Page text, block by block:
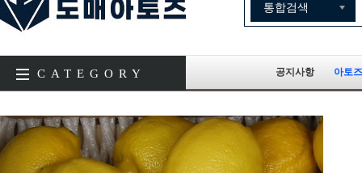
CATEGORY 공지사항 아토